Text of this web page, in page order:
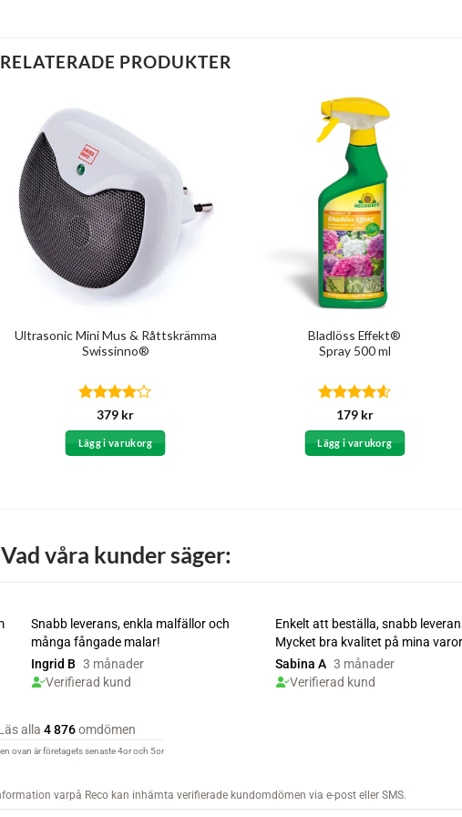
RELATERADE PRODUKTER
Ultrasonic Mini Mus & Råttskrämma
Swissinno®
Betygsatt
4av 5
379 kr
Lägg i varukorg
Bladlöss Effekt®
Spray 500 ml
Betygsatt
4.56av 5
179 kr
Lägg i varukorg
Vad våra kunder säger: